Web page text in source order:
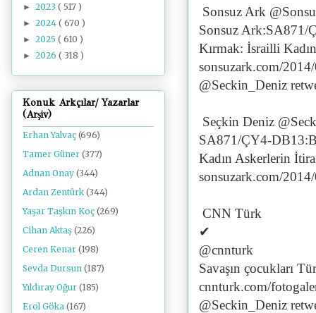
Sonsuz Ark
Sonsuz Ark:SA871/
Kırmak: İsrailli
sonsuzark.com/
@Seckin_Deniz
Seçkin Deniz
SA871/ÇY4-
Kadın Askerlerin
sonsuzark.com/
CNN Türk
✔
@cnnturk
Savaşın çocukları
cnnturk.com/
@Seckin_Deniz
► 2023 ( 517 )
► 2024 ( 670 )
► 2025 ( 610 )
► 2026 ( 318 )
Konuk Arkçılar/ Yazarlar
(Arşiv)
Erhan Yalvaç (696)
Tamer Güner (377)
Adnan Onay (344)
Ardan Zentürk (344)
Yaşar Taşkın Koç (269)
Cihan Aktaş (226)
Ceren Kenar (198)
Sevda Dursun (187)
Yıldıray Oğur (185)
Erol Göka (167)